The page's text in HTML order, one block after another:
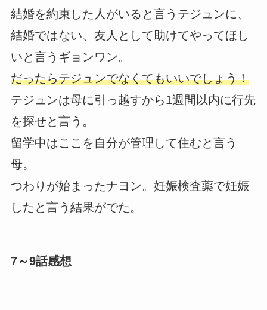
結婚を約束した人がいると言うテジュンに、
結婚ではない、友人として助けてやってほし
いと言うギョンワン。
だったらテジュンでなくてもいいでしょう！
テジュンは母に引っ越すから1週間以内に行先
を探せと言う。
留学中はここを自分が管理して住むと言う
母。
つわりが始まったナヨン。妊娠検査薬で妊娠
したと言う結果がでた。
7～9話感想